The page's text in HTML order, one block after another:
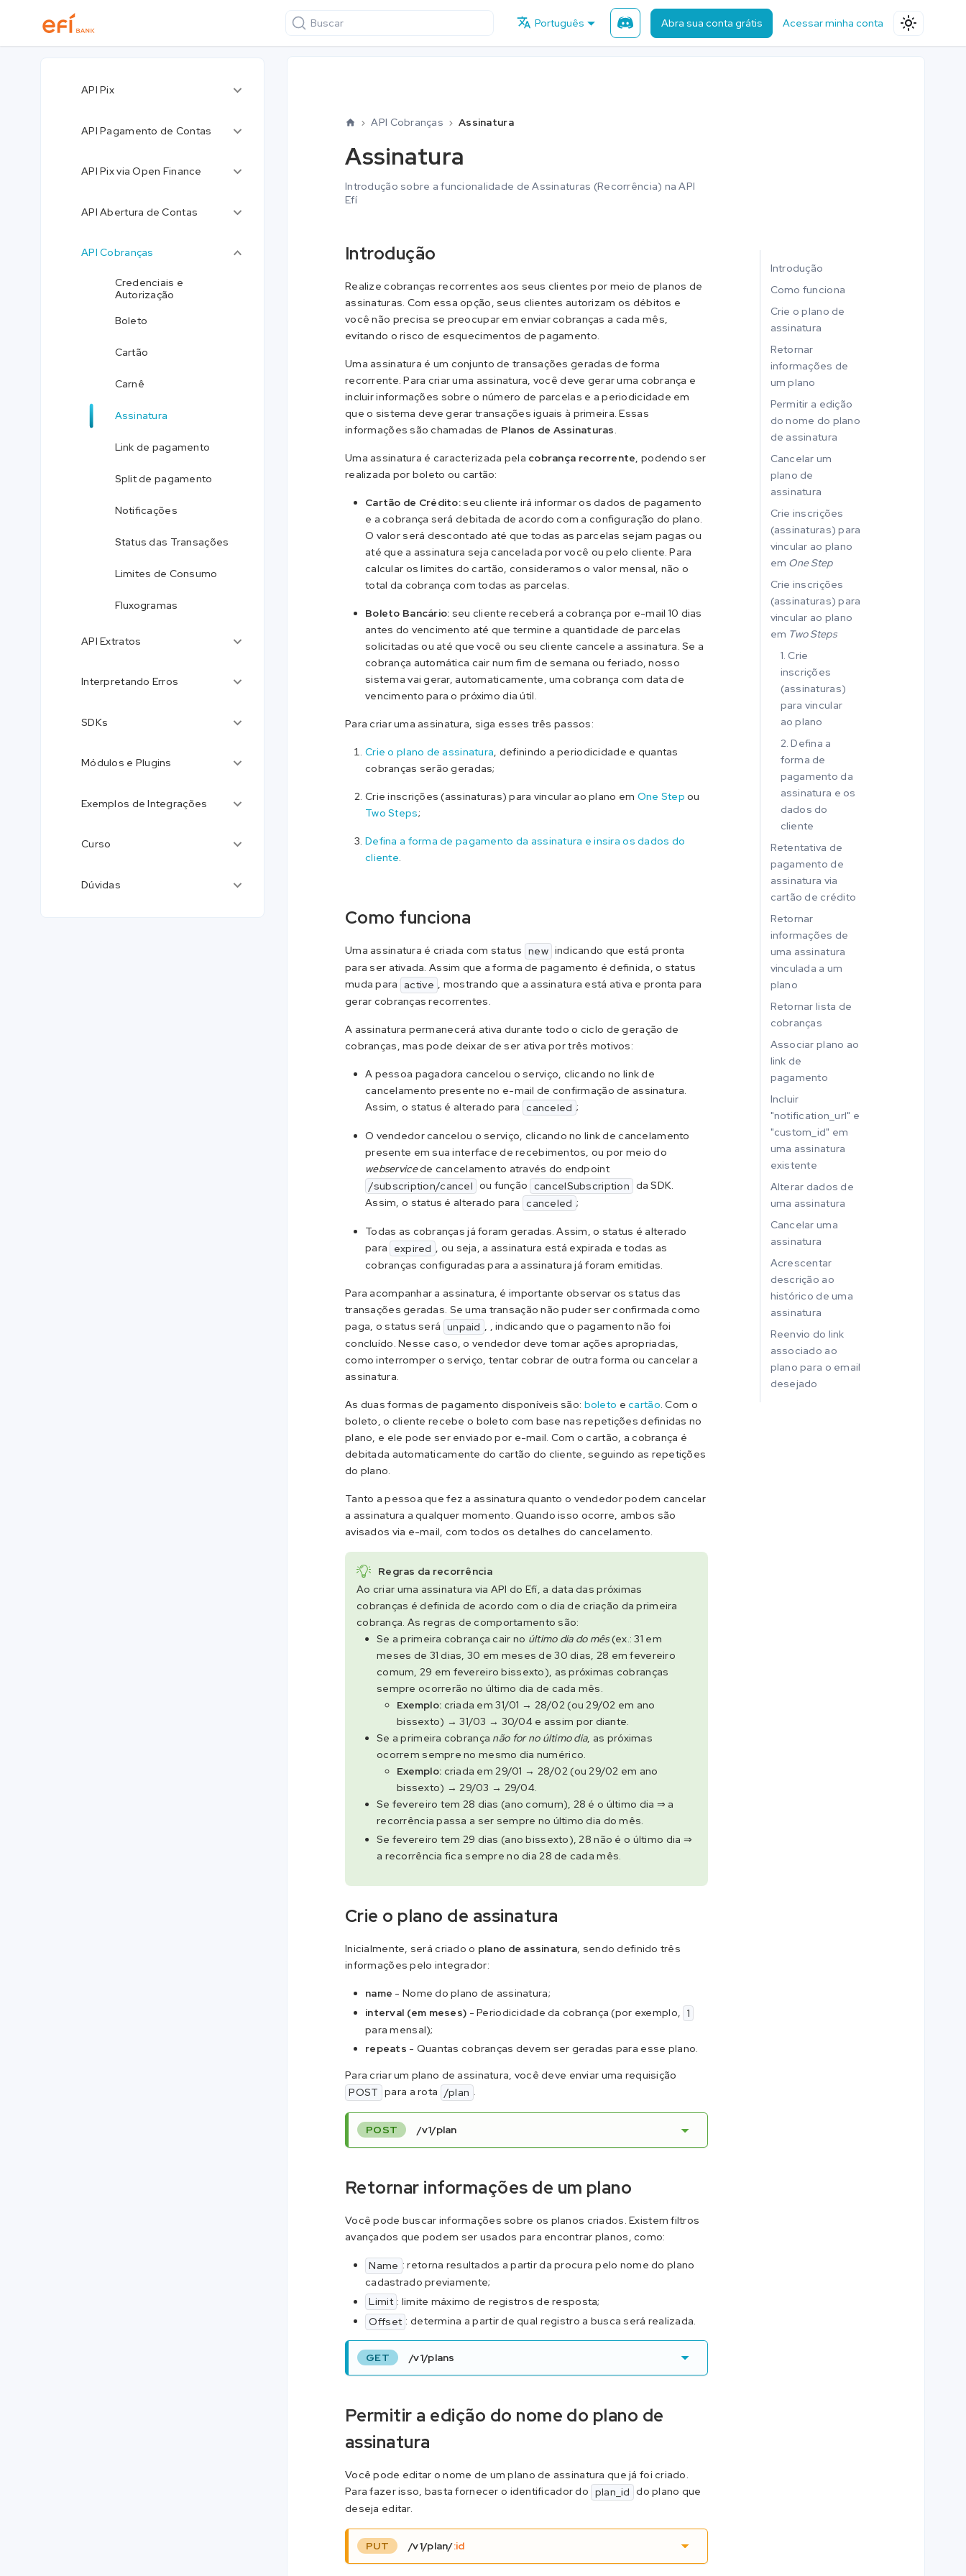
Buscar Português Abra sua conta grátis Acessar minha conta
API Pix
API Pagamento de Contas
API Pix via Open Finance
API Abertura de Contas
API Cobranças
Credenciais e
Autorização
Boleto
Cartão
Carnê
Assinatura
Link de pagamento
Split de pagamento
Notificações
Status das Transações
Limites de Consumo
Fluxogramas
API Extratos
Interpretando Erros
SDKs
Módulos e Plugins
Exemplos de Integrações
Curso
Dúvidas
API Cobranças Assinatura
Assinatura
Introdução sobre a funcionalidade de Assinaturas (Recorrência) na API
Efí
Introdução
Realize cobranças recorrentes aos seus clientes por meio de planos de
assinaturas. Com essa opção, seus clientes autorizam os débitos e
você não precisa se preocupar em enviar cobranças a cada mês,
evitando o risco de esquecimentos de pagamento.
Uma assinatura é um conjunto de transações geradas de forma
recorrente. Para criar uma assinatura, você deve gerar uma cobrança e
incluir informações sobre o número de parcelas e a periodicidade em
que o sistema deve gerar transações iguais à primeira. Essas
informações são chamadas de Planos de Assinaturas.
Uma assinatura é caracterizada pela cobrança recorrente, podendo ser
realizada por boleto ou cartão:
Cartão de Crédito:seu cliente irá informar os dados de pagamento
e a cobrança será debitada de acordo com a configuração do plano.
O valor será descontado até que todas as parcelas sejam pagas ou
até que a assinatura seja cancelada por você ou pelo cliente. Para
calcular os limites do cartão, consideramos o valor mensal, não o
total da cobrança com todas as parcelas.
Boleto Bancário: seu cliente receberá a cobrança por e-mail 10 dias
antes do vencimento até que termine a quantidade de parcelas
solicitadas ou até que você ou seu cliente cancele a assinatura. Se a
cobrança automática cair num fim de semana ou feriado, nosso
sistema vai gerar, automaticamente, uma cobrança com data de
vencimento para o próximo dia útil.
Para criar uma assinatura, siga esses três passos:
Crie o plano de assinatura, definindo a periodicidade e quantas
cobranças serão geradas;
Crie inscrições (assinaturas) para vincular ao plano em One Step ou
Two Steps;
Defina a forma de pagamento da assinatura e insira os dados do
cliente.
Como funciona
Uma assinatura é criada com status new indicando que está pronta
para ser ativada. Assim que a forma de pagamento é definida, o status
muda para
active , mostrando que a assinatura está ativa e pronta para
gerar cobranças recorrentes.
A assinatura permanecerá ativa durante todo o ciclo de geração de
cobranças, mas pode deixar de ser ativa por três motivos:
A pessoa pagadora cancelou o serviço, clicando no link de
cancelamento presente no e-mail de confirmação de assinatura.
Assim, o status é alterado para canceled ;
O vendedor cancelou o serviço, clicando no link de cancelamento
presente em sua interface de recebimentos, ou por meio do
webservicede cancelamento através do endpoint
/subscription/cancel ou função cancelSubscription da SDK.
Assim, o status é alterado para canceled ;
Todas as cobranças já foram geradas. Assim, o status é alterado
para
expired , ou seja, a assinatura está expirada e todas as
cobranças configuradas para a assinatura já foram emitidas.
Para acompanhar a assinatura, é importante observar os status das
transações geradas. Se uma transação não puder ser confirmada como
paga, o status será unpaid , , indicando que o pagamento não foi
concluído. Nesse caso, o vendedor deve tomar ações apropriadas,
como interromper o serviço, tentar cobrar de outra forma ou cancelar a
assinatura.
As duas formas de pagamento disponíveis são: boleto ecartão. Com o
boleto, o cliente recebe o boleto com base nas repetições definidas no
plano, e ele pode ser enviado por e-mail. Com o cartão, a cobrança é
debitada automaticamente do cartão do cliente, seguindo as repetições
do plano.
Tanto a pessoa que fez a assinatura quanto o vendedor podem cancelar
a assinatura a qualquer momento. Quando isso ocorre, ambos são
avisados via e-mail, com todos os detalhes do cancelamento.
Regras da recorrência
Ao criar uma assinatura via API do Efí, a data das próximas
cobranças é definida de acordo com o dia de criação da primeira
cobrança. As regras de comportamento são:
Se a primeira cobrança cair no último dia do mês(ex.: 31 em
meses de 31 dias, 30 em meses de 30 dias, 28 em fevereiro
comum, 29 em fevereiro bissexto), as próximas cobranças
sempre ocorrerão no último dia de cada mês.
Exemplo: criada em 31/01 → 28/02 (ou 29/02 em ano
bissexto) → 31/03 → 30/04 e assim por diante.
Se a primeira cobrança não for no último dia, as próximas
ocorrem sempre no mesmo dia numérico.
Exemplo: criada em 29/01 → 28/02 (ou 29/02 em ano
bissexto) → 29/03 → 29/04.
Se fevereiro tem 28 dias (ano comum), 28 é o último dia ⇒ a
recorrência passa a ser sempre no último dia do mês.
Se fevereiro tem 29 dias (ano bissexto), 28 não é o último dia ⇒
a recorrência fica sempre no dia 28 de cada mês.
Crie o plano de assinatura
Inicialmente, será criado o plano de assinatura, sendo definido três
informações pelo integrador:
name - Nome do plano de assinatura;
interval (em meses) - Periodicidade da cobrança (por exemplo, 1
para mensal);
repeats - Quantas cobranças devem ser geradas para esse plano.
Para criar um plano de assinatura, você deve enviar uma requisição
POST para a rota /plan .
POST /v1/plan
Retornar informações de um plano
Você pode buscar informações sobre os planos criados. Existem filtros
avançados que podem ser usados para encontrar planos, como:
Name : retorna resultados a partir da procura pelo nome do plano
cadastrado previamente;
Limit : limite máximo de registros de resposta;
Offset : determina a partir de qual registro a busca será realizada.
GET /v1/plans
Permitir a edição do nome do plano de
assinatura
Você pode editar o nome de um plano de assinatura que já foi criado.
Para fazer isso, basta fornecer o identificador do plan_id do plano que
deseja editar.
PUT /v1/plan/:id
Introdução
Como funciona
Crie o plano de
assinatura
Retornar
informações de
um plano
Permitir a edição
do nome do plano
de assinatura
Cancelar um
plano de
assinatura
Crie inscrições
(assinaturas) para
vincular ao plano
em One Step
Crie inscrições
(assinaturas) para
vincular ao plano
em Two Steps
1. Crie
inscrições
(assinaturas)
para vincular
ao plano
2. Defina a
forma de
pagamento da
assinatura e os
dados do
cliente
Retentativa de
pagamento de
assinatura via
cartão de crédito
Retornar
informações de
uma assinatura
vinculada a um
plano
Retornar lista de
cobranças
Associar plano ao
link de
pagamento
Incluir
"notification_url" e
"custom_id" em
uma assinatura
existente
Alterar dados de
uma assinatura
Cancelar uma
assinatura
Acrescentar
descrição ao
histórico de uma
assinatura
Reenvio do link
associado ao
plano para o email
desejado